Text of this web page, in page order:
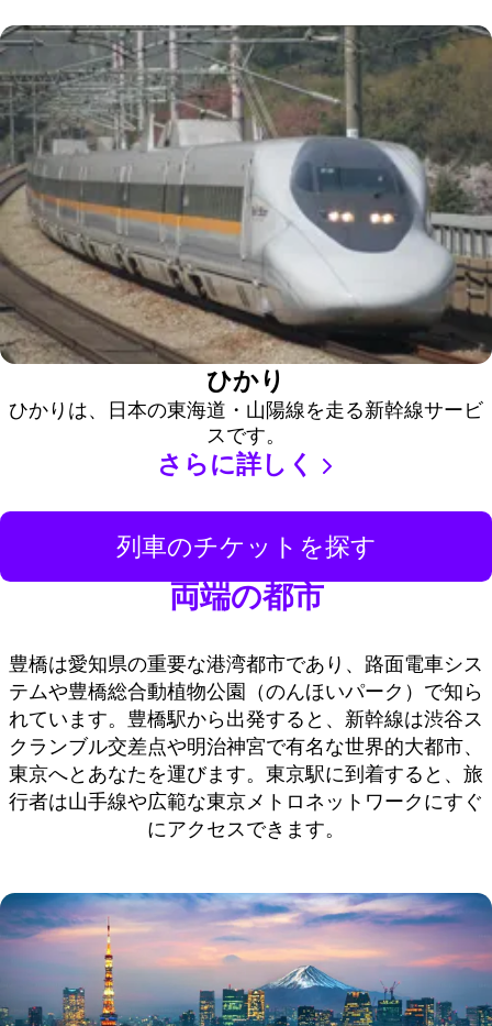
ひかり
ひかりは、日本の東海道・山陽線を走る新幹線サービ
スです。
さらに詳しく
列車のチケットを探す
両端の都市
豊橋は愛知県の重要な港湾都市であり、路面電車シス
テムや豊橋総合動植物公園（のんほいパーク）で知ら
れています。豊橋駅から出発すると、新幹線は渋谷ス
クランブル交差点や明治神宮で有名な世界的大都市、
東京へとあなたを運びます。東京駅に到着すると、旅
行者は山手線や広範な東京メトロネットワークにすぐ
にアクセスできます。